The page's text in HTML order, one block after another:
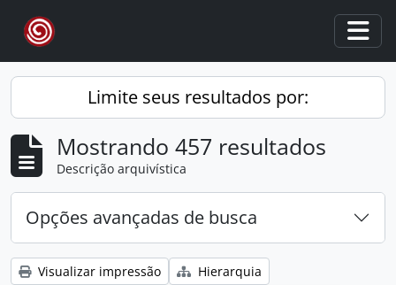
Skip to main content
Limite seus resultados por:
Mostrando 457 resultados
Descrição arquivística
Opções avançadas de busca
Visualizar impressão
Hierarquia